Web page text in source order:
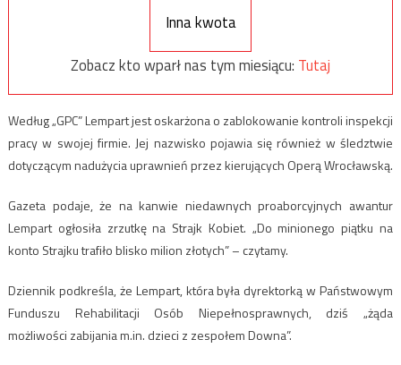
Inna kwota
Zobacz kto wparł nas tym miesiącu: Tutaj
Według „GPC” Lempart jest oskarżona o zablokowanie kontroli inspekcji
pracy w swojej firmie. Jej nazwisko pojawia się również w śledztwie
dotyczącym nadużycia uprawnień przez kierujących Operą Wrocławską.
Gazeta podaje, że na kanwie niedawnych proaborcyjnych awantur
Lempart ogłosiła zrzutkę na Strajk Kobiet. „Do minionego piątku na
konto Strajku trafiło blisko milion złotych” – czytamy.
Dziennik podkreśla, że Lempart, która była dyrektorką w Państwowym
Funduszu Rehabilitacji Osób Niepełnosprawnych, dziś „żąda
możliwości zabijania m.in. dzieci z zespołem Downa”.